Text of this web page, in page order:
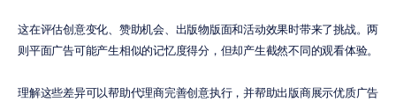
这在评估创意变化、赞助机会、出版物版面和活动效果时带来了挑战。两
则平面广告可能产生相似的记忆度得分，但却产生截然不同的观看体验。
理解这些差异可以帮助代理商完善创意执行，并帮助出版商展示优质广告